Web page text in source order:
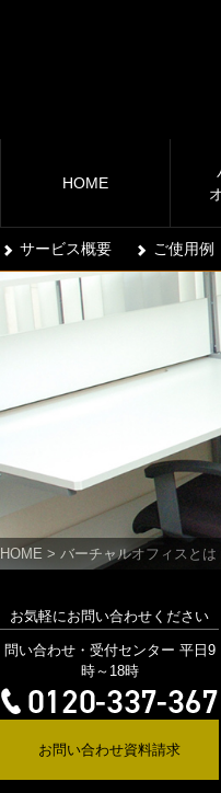
HOME
サービス概要 ご使用例
HOME > バーチャルオフィスとは
お気軽にお問い合わせください
問い合わせ・受付センター 平日9
時～18時
お問い合わせ資料請求